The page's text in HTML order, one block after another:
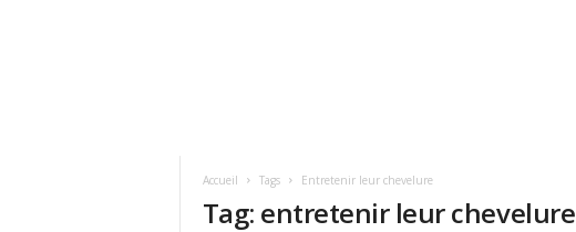
Accueil Tags Entretenir leur chevelure
Tag: entretenir leur chevelure